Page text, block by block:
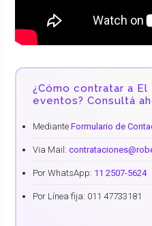
¿Cómo contratar a El
eventos? Consultá
Mediante Formulario de
Via Mail:
Por WhatsApp: 11 2507-5624
Por Línea fija: 011 47733181